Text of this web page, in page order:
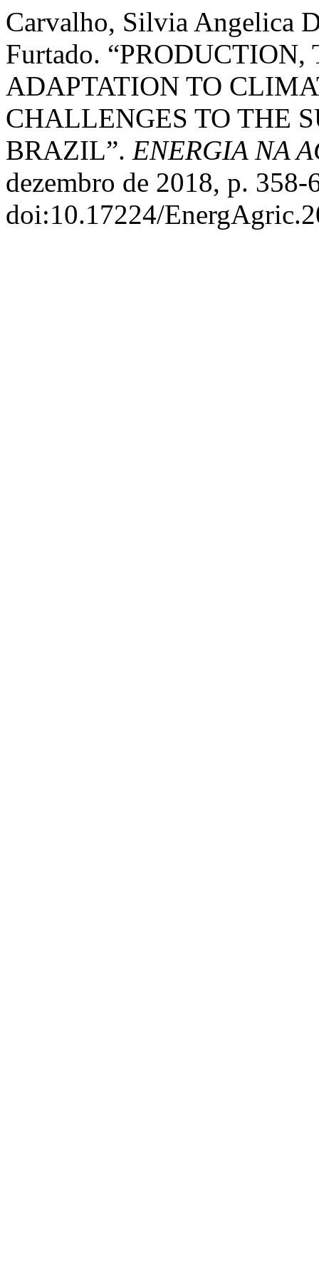
Carvalho, Silvia Angelica
Furtado.
ADAPTATION TO
CHALLENGES TO THE
BRAZIL”. ENERGIA NA
dezembro de 2018, p. 358-
doi:10.17224/